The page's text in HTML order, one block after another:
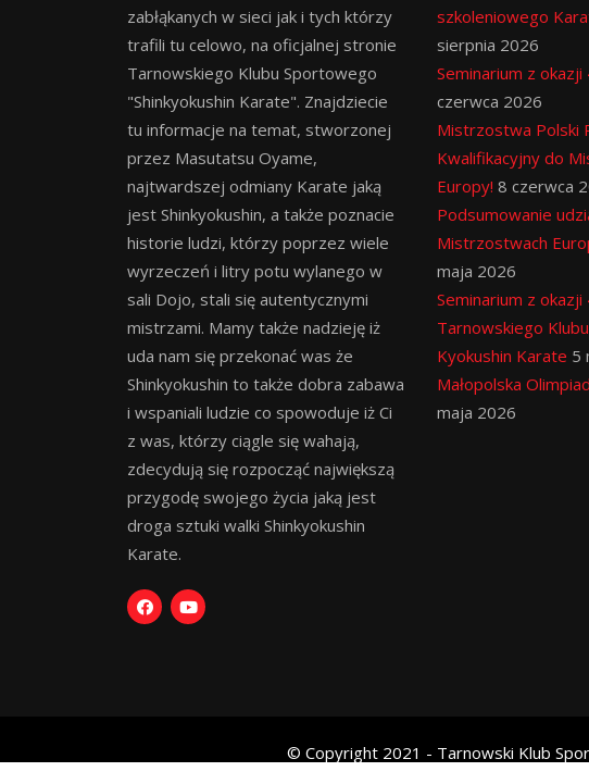
zabłąkanych w sieci jak i tych którzy
trafili tu celowo, na oficjalnej stronie
Tarnowskiego Klubu Sportowego
"Shinkyokushin Karate". Znajdziecie
tu informacje na temat, stworzonej
przez Masutatsu Oyame,
najtwardszej odmiany Karate jaką
jest Shinkyokushin, a także poznacie
historie ludzi, którzy poprzez wiele
wyrzeczeń i litry potu wylanego w
sali Dojo, stali się autentycznymi
mistrzami. Mamy także nadzieję iż
uda nam się przekonać was że
Shinkyokushin to także dobra zabawa
i wspaniali ludzie co spowoduje iż Ci
z was, którzy ciągle się wahają,
zdecydują się rozpocząć największą
przygodę swojego życia jaką jest
droga sztuki walki Shinkyokushin
Karate.
szkoleniowego
sierpnia 2026
Seminarium z okazji
czerwca 2026
Mistrzostwa Polski
Kwalifikacyjny do
Europy! 8 czerwca
Podsumowanie
Mistrzostwach
maja 2026
Seminarium z okazji
Tarnowskiego
Kyokushin Karate 5
Małopolska
maja 2026
© Copyright 2021 - Tarnowski Klub